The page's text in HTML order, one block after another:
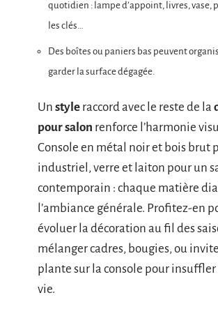
quotidien : lampe d’appoint, livres, vase,
les clés…
Des boîtes ou paniers bas peuvent
garder la surface dégagée.
Un style raccord avec le reste de la
pour salon renforce l’harmonie
Console en métal noir et bois brut
industriel, verre et laiton pour un
contemporain : chaque matière
l’ambiance générale. Profitez-en
évoluer la décoration au fil des
mélanger cadres, bougies, ou
plante sur la console pour insuffler
vie.